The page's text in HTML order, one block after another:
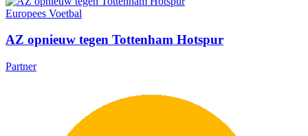
Europees Voetbal
AZ opnieuw tegen Tottenham Hotspur
Partner